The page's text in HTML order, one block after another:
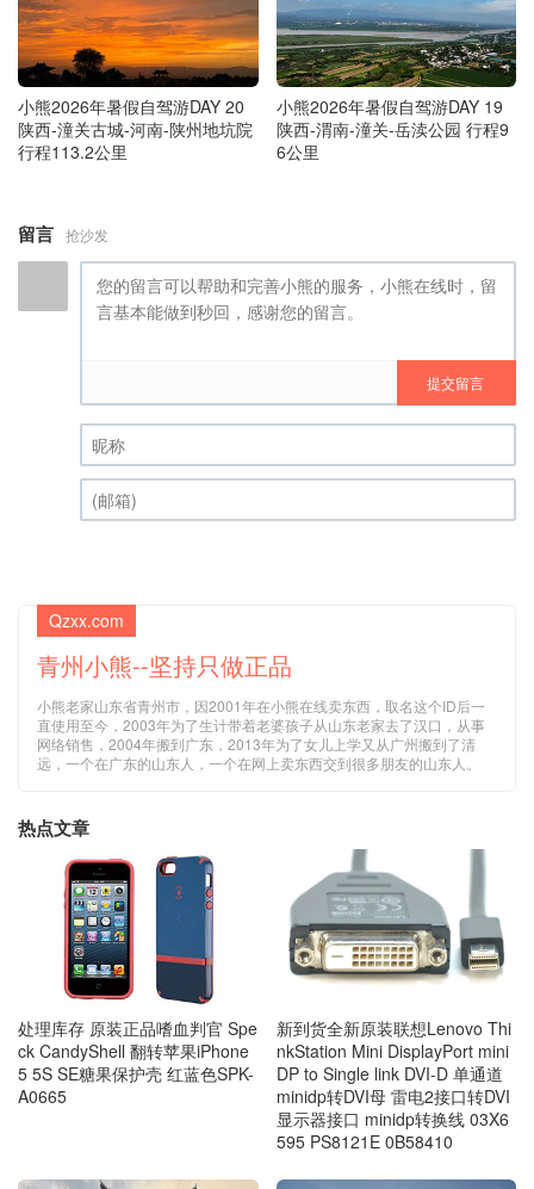
小熊2026年暑假自驾游DAY 20
陕西-潼关古城-河南-陕州地坑院
行程113.2公里
小熊2026年暑假自驾游DAY 19
陕西-渭南-潼关-岳渎公园 行程9
6公里
留言 抢沙发
提交留言
昵称 (必填)
Qzxx.com
青州小熊--坚持只做正品
小熊老家山东省青州市，因2001年在小熊在线卖东西，取名这个ID后一
直使用至今，2003年为了生计带着老婆孩子从山东老家去了汉口，从事
网络销售，2004年搬到广东，2013年为了女儿上学又从广州搬到了清
远，一个在广东的山东人，一个在网上卖东西交到很多朋友的山东人。
热点文章
处理库存 原装正品嗜血判官 Spe
ck CandyShell 翻转苹果iPhone
5 5S SE糖果保护壳 红蓝色SPK-
A0665
新到货全新原装联想Lenovo Thi
nkStation Mini DisplayPort mini
DP to Single link DVI-D 单通道
minidp转DVI母 雷电2接口转DVI
显示器接口 minidp转换线 03X6
595 PS8121E 0B58410